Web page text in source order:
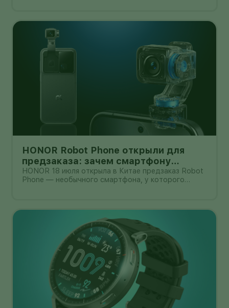
HONOR Robot Phone открыли для
предзаказа: зачем смартфону
камера на роботизированной руке
HONOR 18 июля открыла в Китае предзаказ Robot
Phone — необычного смартфона, у которого